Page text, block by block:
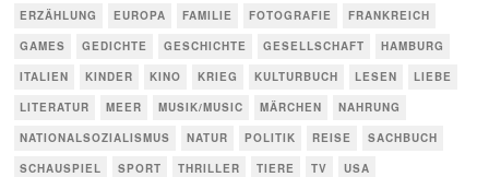
ERZÄHLUNG
EUROPA FAMILIE FOTOGRAFIE
FRANKREICH
GAMES
GEDICHTE GESCHICHTE GESELLSCHAFT
HAMBURG
ITALIEN
KINDER KINO KRIEG KULTURBUCH LESEN
LIEBE
LITERATUR
MEER MUSIK/MUSIC MÄRCHEN
NAHRUNG
NATIONALSOZIALISMUS
NATUR POLITIK REISE
SACHBUCH
SCHAUSPIEL
SPORT THRILLER TIERE TV
USA